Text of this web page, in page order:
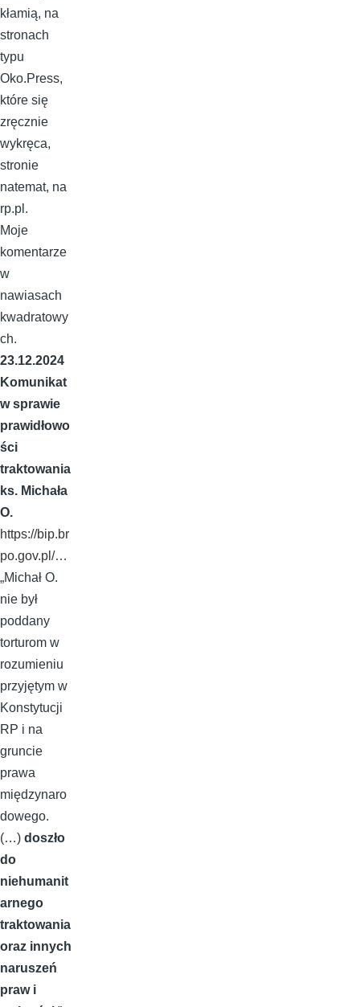
kłamią, na
stronach
typu
Oko.Press,
które się
zręcznie
wykręca,
stronie
natemat, na
rp.pl.
Moje
komentarze
w
nawiasach
kwadratowy
ch.
23.12.2024
Komunikat
w sprawie
prawidłowo
ści
traktowania
ks. Michała
O.
https://bip.br
po.gov.pl/…
„Michał O.
nie był
poddany
torturom w
rozumieniu
przyjętym w
Konstytucji
RP i na
gruncie
prawa
międzynaro
dowego.
(…) doszło
do
niehumanit
arnego
traktowania
oraz innych
naruszeń
praw i